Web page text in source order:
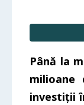
Până la
milioane
investiții